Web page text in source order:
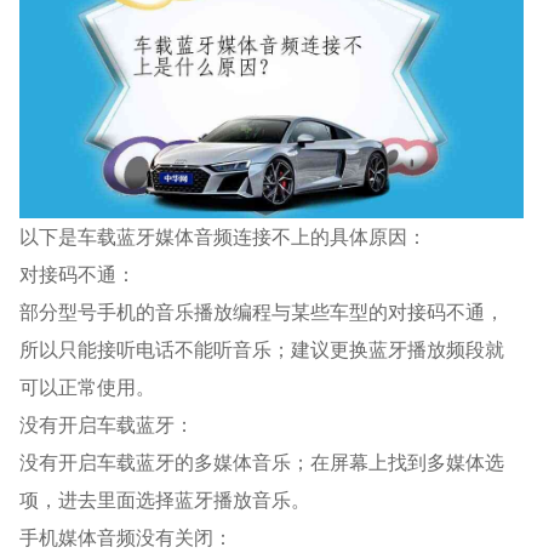
以下是车载蓝牙媒体音频连接不上的具体原因：
对接码不通：
部分型号手机的音乐播放编程与某些车型的对接码不通，
所以只能接听电话不能听音乐；建议更换蓝牙播放频段就
可以正常使用。
没有开启车载蓝牙：
没有开启车载蓝牙的多媒体音乐；在屏幕上找到多媒体选
项，进去里面选择蓝牙播放音乐。
手机媒体音频没有关闭：